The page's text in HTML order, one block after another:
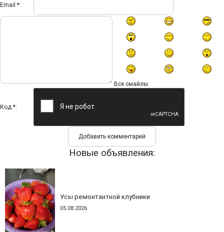
Email *:
Все смайлы
Код *:
Новые объявления:
Усы ремонтантной клубники
05.08.2026